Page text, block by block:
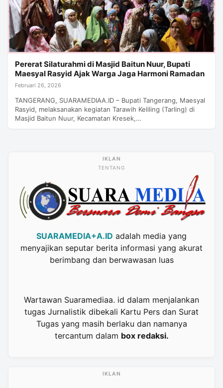
Pererat Silaturahmi di Masjid Baitun Nuur, Bupati
Maesyal Rasyid Ajak Warga Jaga Harmoni Ramadan
Februari 26, 2026
TANGERANG, SUARAMEDIAA.ID – Bupati Tangerang, Maesyal
Rasyid, melaksanakan kegiatan Tarawih Keliling (Tarling) di
Masjid Baitun Nuur, Kecamatan Kresek,…
TENTANG
SUARAMEDIA+A.ID adalah media yang
menyajikan seputar berita informasi yang akurat
berimbang dan berwawasan luas
Wartawan Suaramediaa. id dalam menjalankan
tugas Jurnalistik dibekali Kartu Pers dan Surat
Tugas yang masih berlaku dan namanya
tercantum dalam box redaksi.